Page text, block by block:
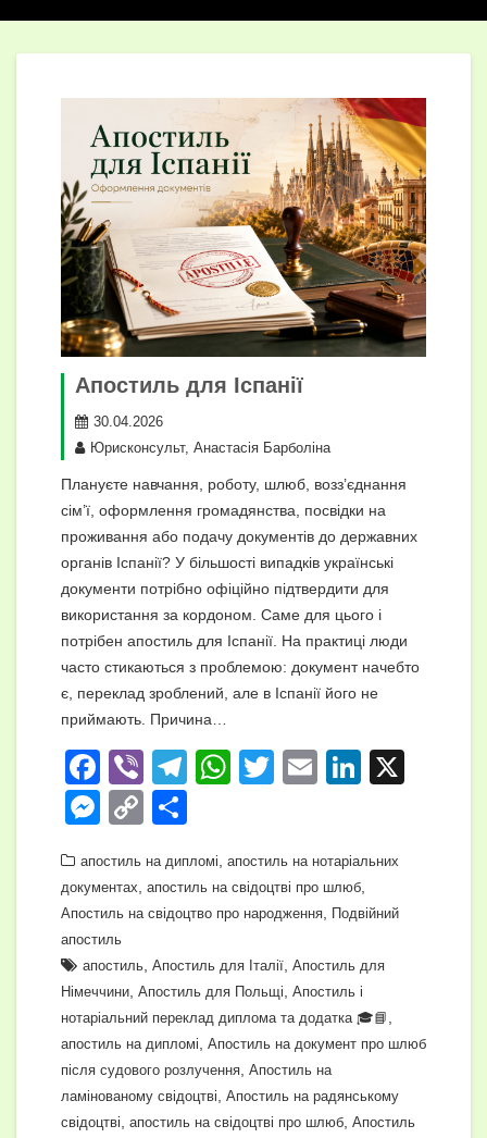
Апостиль для Іспанії
30.04.2026
Юрисконсульт, Анастасія Барболіна
Плануєте навчання, роботу, шлюб, возз’єднання
сім’ї, оформлення громадянства, посвідки на
проживання або подачу документів до державних
органів Іспанії? У більшості випадків українські
документи потрібно офіційно підтвердити для
використання за кордоном. Саме для цього і
потрібен апостиль для Іспанії. На практиці люди
часто стикаються з проблемою: документ начебто
є, переклад зроблений, але в Іспанії його не
приймають. Причина…
F
a
c
e
b
o
o
k
Vi
b
er
T
gr
a
W
s
A
p
T
er
E
Li
e
dI
M
ss
e
n
g
er
C
p
y
n
k
ді
л
т
и
с
я
апостиль на дипломі апостиль на нотаріальних
документах апостиль на свідоцтві про шлюб
Апостиль на свідоцтво про народження
Подвійний
апостиль
апостиль Апостиль для Італії Апостиль для
Німеччини Апостиль для Польщі Апостиль і
нотаріальний переклад диплома та додатка 🎓📘
апостиль на дипломі Апостиль на документ про шлюб
після судового розлучення Апостиль на
ламінованому свідоцтві Апостиль на радянському
свідоцтві апостиль на свідоцтві про шлюб Апостиль